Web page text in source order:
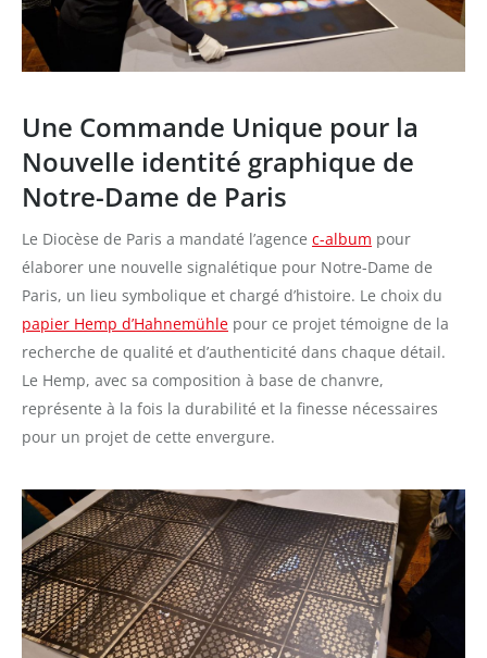
Une Commande Unique pour la
Nouvelle identité graphique de
Notre-Dame de Paris
Le Diocèse de Paris a mandaté l’agence c-album pour
élaborer une nouvelle signalétique pour Notre-Dame de
Paris, un lieu symbolique et chargé d’histoire. Le choix du
papier Hemp d’Hahnemühle pour ce projet témoigne de la
recherche de qualité et d’authenticité dans chaque détail.
Le Hemp, avec sa composition à base de chanvre,
représente à la fois la durabilité et la finesse nécessaires
pour un projet de cette envergure.